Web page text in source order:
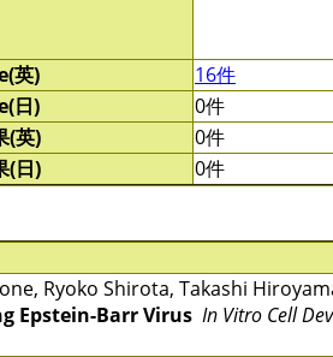
英)
16件
日)
0件
(英)
0件
(日)
0件
Ryoko Shirota, Takashi
Epstein-Barr Virus In Vitro Cell